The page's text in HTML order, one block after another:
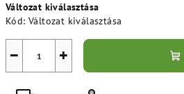
Változat kiválasztása
Kód: Változat kiválasztása
+
−